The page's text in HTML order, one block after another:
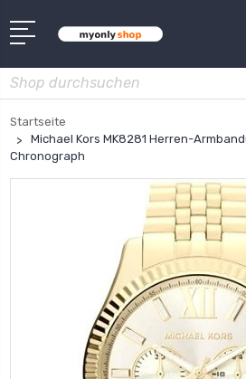
Suche
Startseite
Michael Kors MK8281 Herren-
Chronograph